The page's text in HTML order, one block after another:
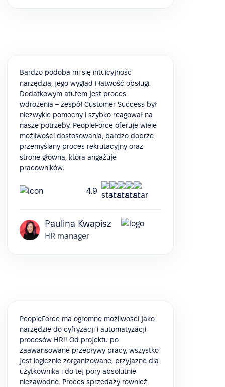
Bardzo podoba mi się intuicyjność
narzędzia, jego wygląd i łatwość obsługi.
Dodatkowym atutem jest proces
wdrożenia – zespół Customer Success był
niezwykle pomocny i szybko reagował na
nasze potrzeby. PeopleForce oferuje wiele
możliwości dostosowania, bardzo dobrze
przemyślany proces rekrutacyjny oraz
stronę główną, która angażuje
pracowników.
4.9
Paulina Kwapisz
HR manager
PeopleForce ma ogromne możliwości jako
narzędzie do cyfryzacji i automatyzacji
procesów HR!! Od projektu po
zaawansowane przepływy pracy, wszystko
jest logicznie zorganizowane, przyjazne dla
użytkownika i do tej pory absolutnie
niezawodne. Proces sprzedaży również